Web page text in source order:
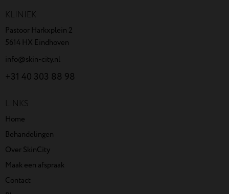
KLINIEK
Pastoor Harkxplein 2
5614 HX Eindhoven
info@skin-city.nl
+31 40 303 88 98
LINKS
Home
Behandelingen
Over SkinCity
Maak een afspraak
Contact